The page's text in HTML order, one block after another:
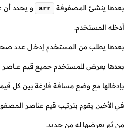
بعدها ينشئ المصفوفة arr و يحدد أن
أدخله المستخدم.
بعدها يطلب من المستخدم إدخال عدد
بعدها يعرض للمستخدم جميع قيم عناصر
بإدخالها مع وضع مسافة فارغة بين كل
في الأخير, يقوم بترتيب قيم عناصر
من ثم يعرضها له من جديد.